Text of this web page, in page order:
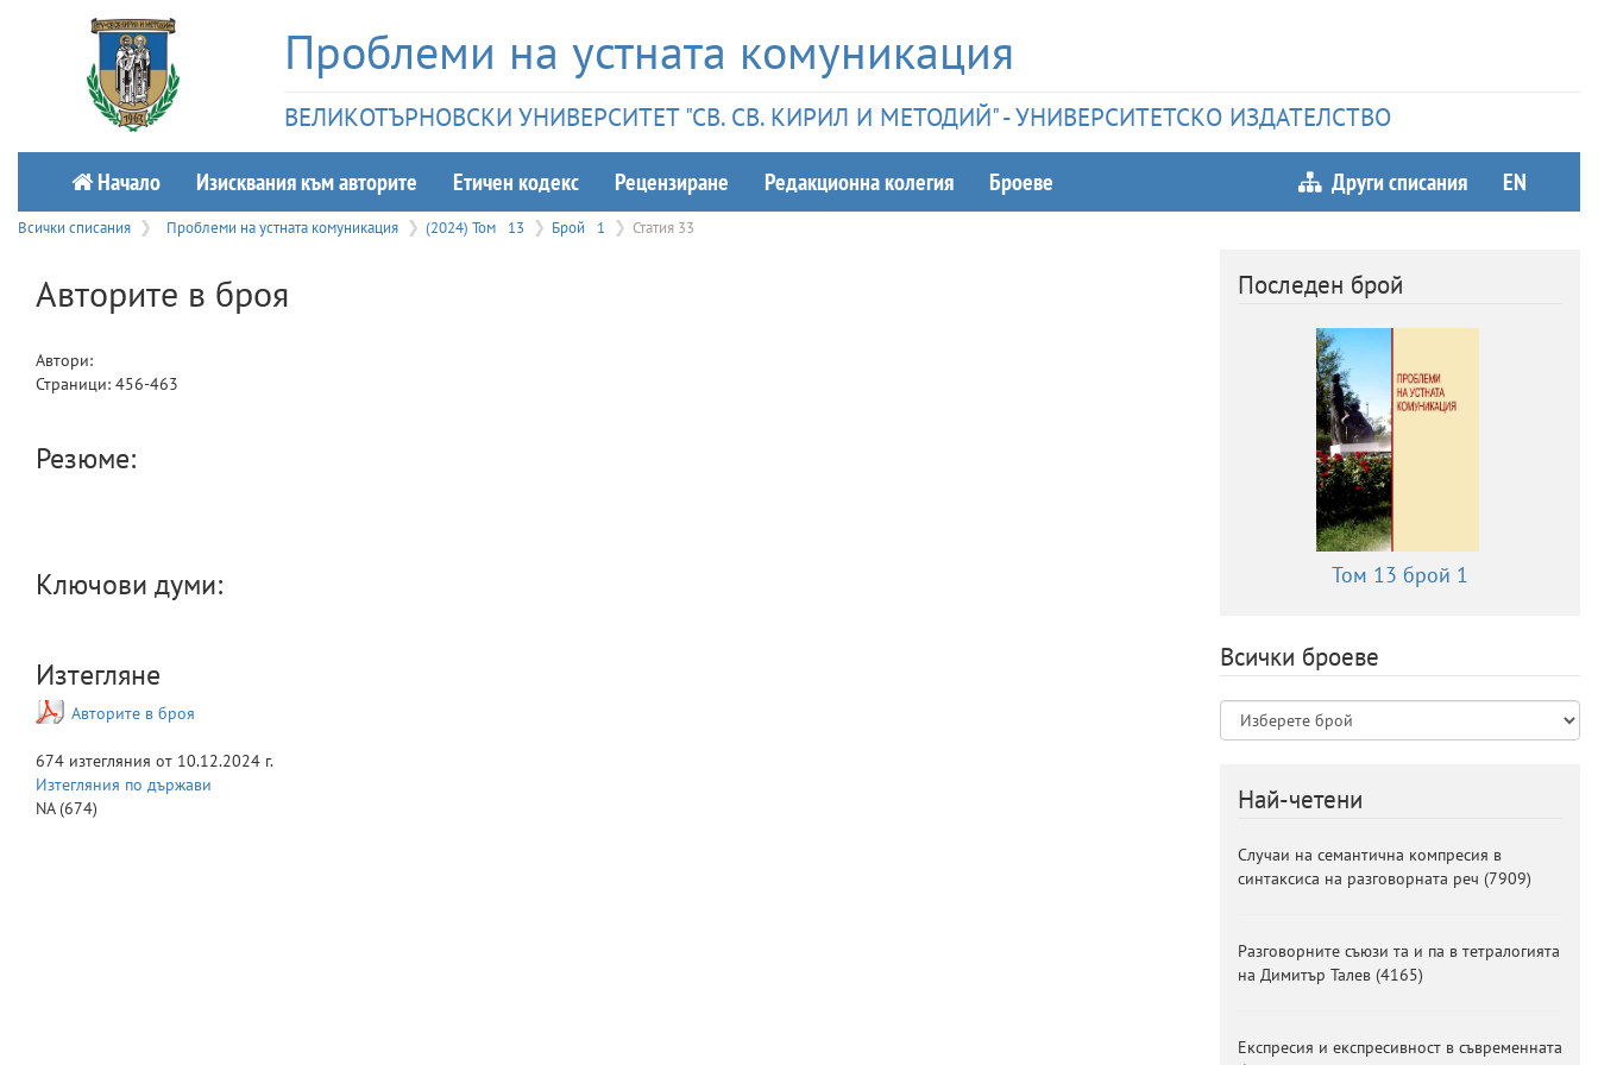
Проблеми на устната комуникация
ВЕЛИКОТЪРНОВСКИ УНИВЕРСИТЕТ "СВ. СВ. КИРИЛ И МЕТОДИЙ" - УНИВЕРСИТЕТСКО ИЗДАТЕЛСТВО
Начало Изисквания към авторите Етичeн кодекс Рецензиране Редакционна колегия Броеве Други списания EN
Всички списания Проблеми на устната комуникация (2024) Том 13 Брой 1 Статия 33
Авторите в броя
Автори:
Страници: 456-463
Резюме:
Ключови думи:
Изтегляне
Авторите в броя
674 изтегляния от 10.12.2024 г.
Изтегляния по държави
NA(674)
Последен брой
Том 13 брой 1
Всички броеве
Най-четени
Случаи на семантична компресия в
синтаксиса на разговорната реч (7909)
Разговорните съюзи та и па в тетралогията
на Димитър Талев(4165)
Експресия и експресивност в съвременната